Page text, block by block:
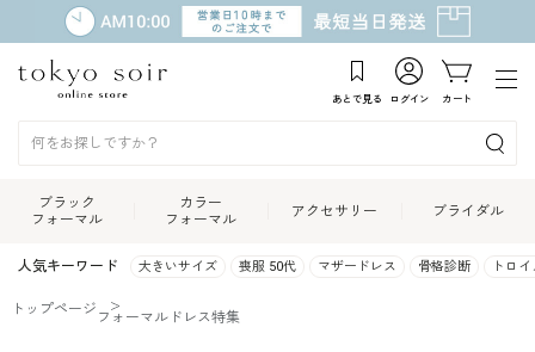
あとで見る ログイン カート
ブラック
フォーマル
カラー
フォーマル
アクセサリー ブライダル
人気キーワード 大きいサイズ 喪服 50代 マザードレス 骨格診断 トロ
トップページ フォーマルドレス特集